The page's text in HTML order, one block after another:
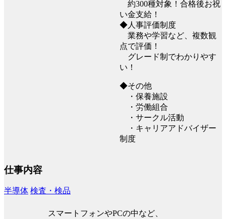
約300種対象！合格後お祝
い金支給！
◆人事評価制度
業務や学習など、複数観
点で評価！
グレード制でわかりやす
い！
◆その他
・保養施設
・労働組合
・サークル活動
・キャリアアドバイザー
制度
仕事内容
半導体 検査・検品
スマートフォンやPCの中など、